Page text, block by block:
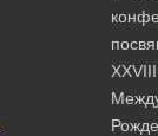
XXVIII